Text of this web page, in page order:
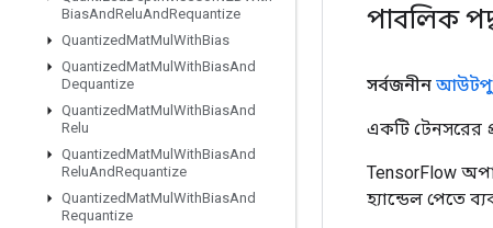
BiasAndReluAndRequantize
QuantizedMatMul WithBias
QuantizedMatMul WithBiasAnd
Dequantize
QuantizedMatMul WithBiasAnd
Relu
QuantizedMatMul WithBiasAnd
ReluAndRequantize
QuantizedMatMul WithBiasAnd
Requantize
পাবলিক
সর্বজনীন
একটি টেনসরের
TensorFlow
হ্যান্ডেল পেতে